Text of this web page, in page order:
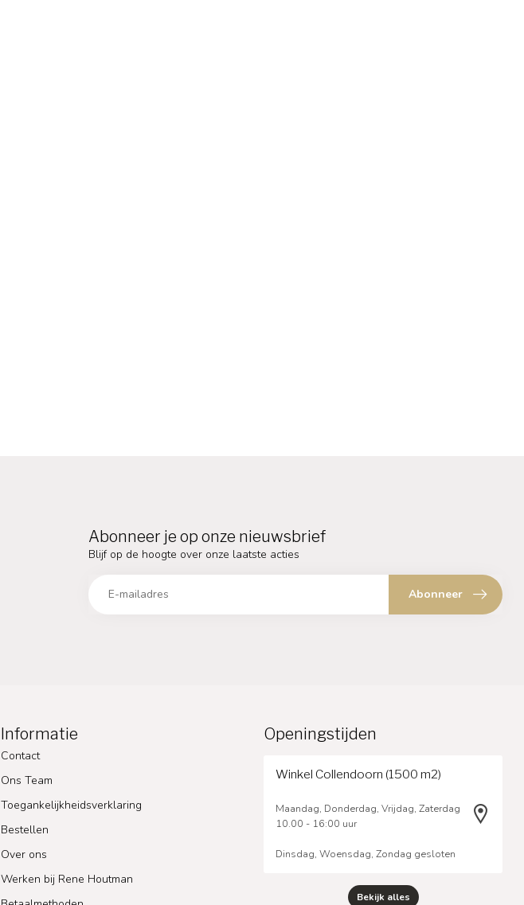
Abonneer je op onze nieuwsbrief
Blijf op de hoogte over onze laatste acties
Abonneer
Informatie
Contact
Ons Team
Toegankelijkheidsverklaring
Bestellen
Over ons
Werken bij Rene Houtman
Openingstijden
Winkel Collendoorn (1500 m2)
Maandag, Donderdag, Vrijdag, Zaterdag
10.00 - 16:00 uur
Dinsdag, Woensdag, Zondag gesloten
Bekijk alles